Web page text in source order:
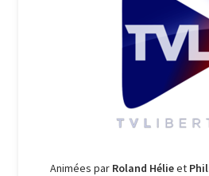
Animées par Roland Hélieet